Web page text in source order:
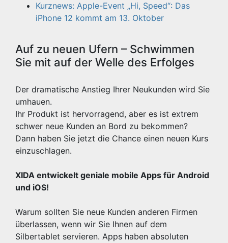
Kurznews: Apple-Event „Hi, Speed“: Das
iPhone 12 kommt am 13. Oktober
Auf zu neuen Ufern – Schwimmen
Sie mit auf der Welle des Erfolges
Der dramatische Anstieg Ihrer Neukunden wird Sie
umhauen.
Ihr Produkt ist hervorragend, aber es ist extrem
schwer neue Kunden an Bord zu bekommen?
Dann haben Sie jetzt die Chance einen neuen Kurs
einzuschlagen.
XIDA entwickelt geniale mobile Apps für Android
und iOS!
Warum sollten Sie neue Kunden anderen Firmen
überlassen, wenn wir Sie Ihnen auf dem
Silbertablet servieren. Apps haben absoluten